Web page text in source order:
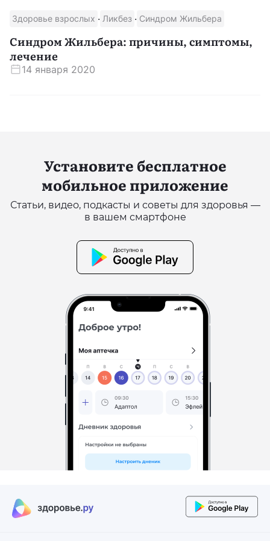
Здоровье взрослых · Ликбез · Синдром Жильбера
Синдром Жильбера: причины, симптомы,
лечение
14 января 2020
Установите бесплатное
мобильное приложение
Статьи, видео, подкасты и советы для здоровья —
в вашем смартфоне
Скачать приложение